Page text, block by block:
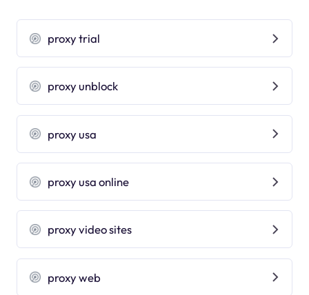
proxy trial
proxy unblock
proxy usa
proxy usa online
proxy video sites
proxy web